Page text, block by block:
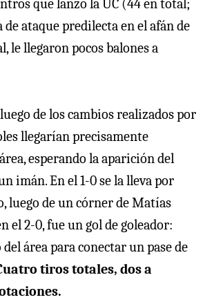
que lanzó la UC (44 en total;
de ataque predilecta en el afán de
le llegaron pocos balones a
de los cambios realizados por
llegarían precisamente
esperando la aparición del
imán. En el 1-0 se la lleva por
luego de un córner de Matías
el 2-0, fue un gol de goleador:
área para conectar un pase de
tiros totales, dos a